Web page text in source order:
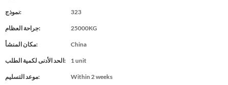
نموذج: 323
جراحة العظام: 25000KG
مكان المنشأ: China
الحد الأدنى لكمية الطلب: 1 unit
موعد التسليم: Within 2 weeks